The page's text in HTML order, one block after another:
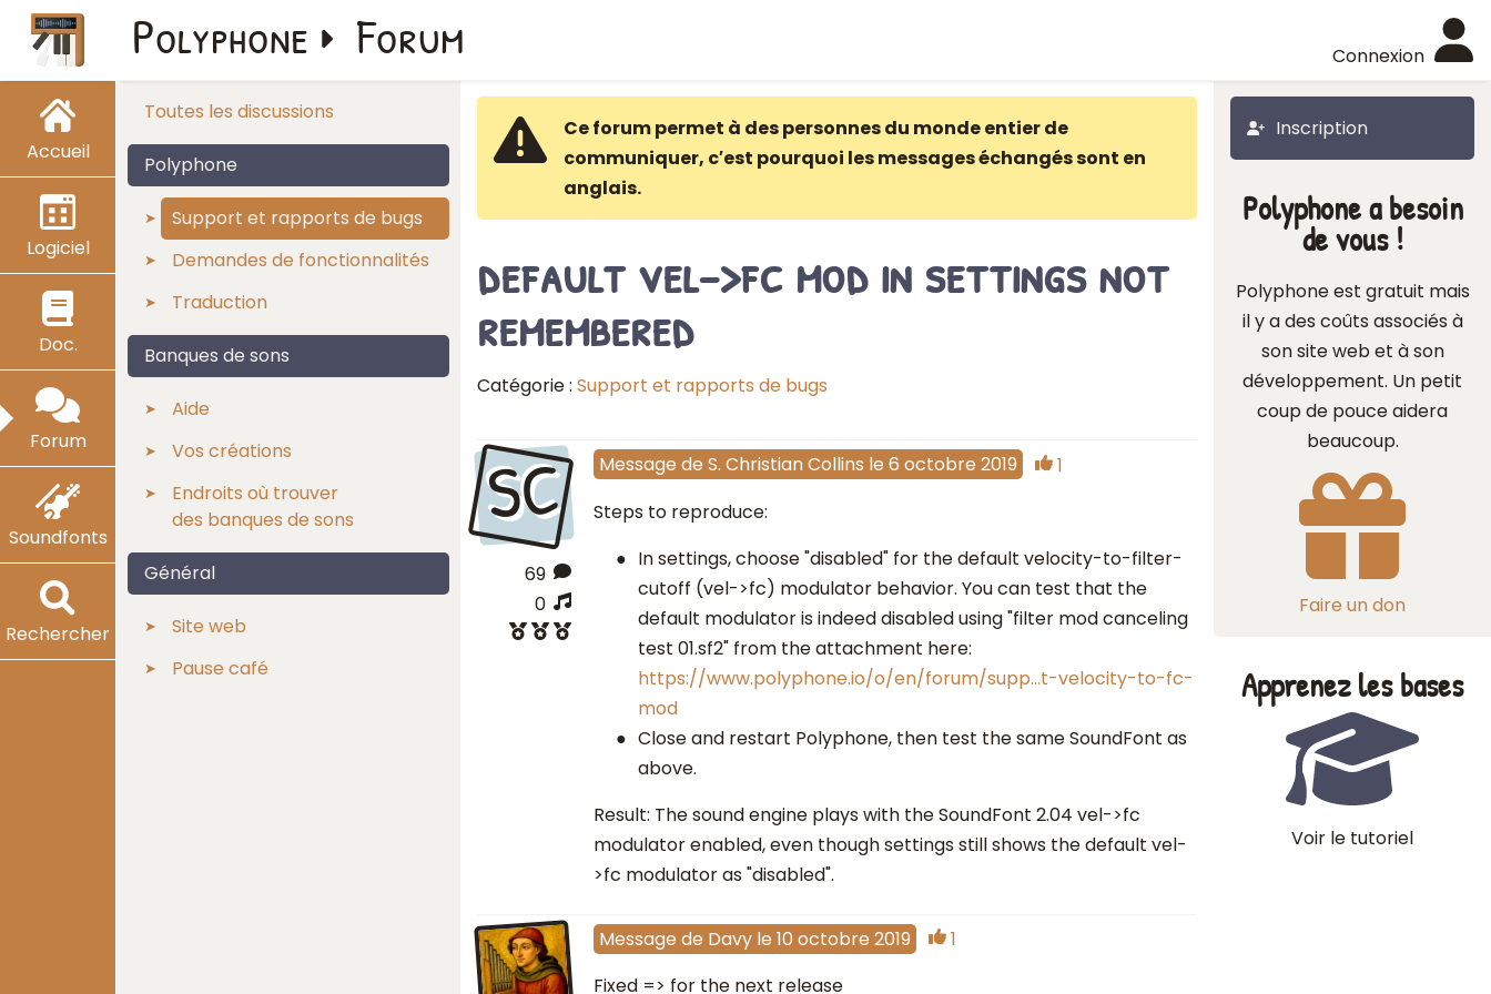
Accueil
Logiciel
Doc.
Forum
Soundfonts
Rechercher
Connexion
Polyphone Forum
Toutes les discussions
Polyphone
Support et rapports de bugs
Demandes de fonctionnalités
Traduction
Banques de sons
Aide
Vos créations
Endroits où trouver
des banques de sons
Général
Site web
Pause café
Inscription
Ce forum permet à des personnes du monde entier de
communiquer, c′est pourquoi les messages échangés sont en
anglais.
default vel->fc mod in settings not
remembered
Catégorie : Support et rapports de bugs
SC
69
0
Message de S. Christian Collins le 6 octobre 2019
1
Steps to reproduce:
In settings, choose "disabled" for the default velocity-to-filter-
cutoff (vel->fc) modulator behavior. You can test that the
default modulator is indeed disabled using "filter mod canceling
test 01.sf2" from the attachment here:
https://www.polyphone.io/o/en/forum/supp…t-velocity-to-fc-
mod
Close and restart Polyphone, then test the same SoundFont as
above.
Result: The sound engine plays with the SoundFont 2.04 vel->fc
modulator enabled, even though settings still shows the default vel-
>fc modulator as "disabled".
Message de Davy le 10 octobre 2019
1
Fixed => for the next release
Polyphone a besoin
de vous !
Polyphone est gratuit mais
il y a des coûts associés à
son site web et à son
développement. Un petit
coup de pouce aidera
beaucoup.
Faire un don
Apprenez les bases
Voir le tutoriel